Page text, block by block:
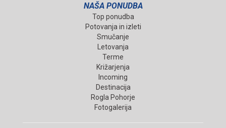
NAŠA PONUDBA
Top ponudba
Potovanja in izleti
Smučanje
Letovanja
Terme
Križarjenja
Incoming
Destinacija
Rogla Pohorje
Fotogalerija